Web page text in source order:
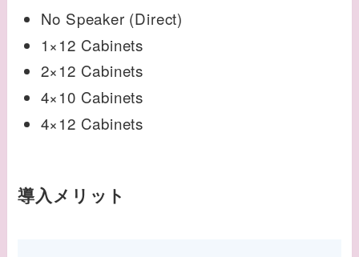
No Speaker (Direct)
1×12 Cabinets
2×12 Cabinets
4×10 Cabinets
4×12 Cabinets
導入メリット